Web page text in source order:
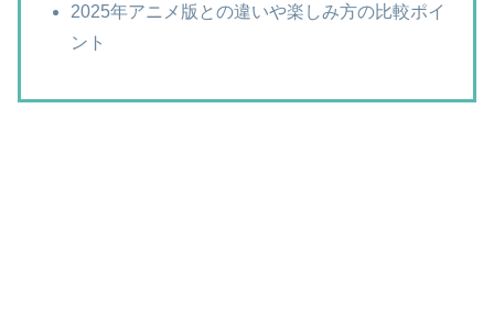
2025年アニメ版との違いや楽しみ方の比較ポイ
ント